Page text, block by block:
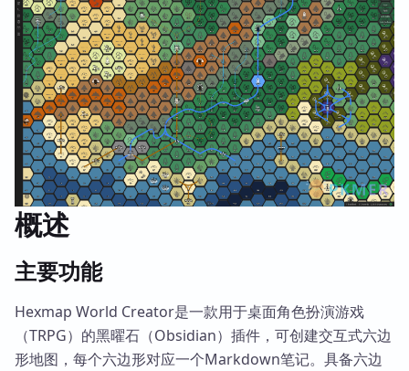
概述
主要功能
Hexmap World Creator是一款用于桌面角色扮演游戏
（TRPG）的黑曜石（Obsidian）插件，可创建交互式六边
形地图，每个六边形对应一个Markdown笔记。具备六边